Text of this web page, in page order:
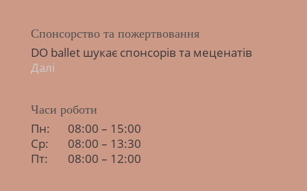
Спонсорство та пожертвовання
DO ballet шукає спонсорів та меценатів
Далі
Часи роботи
Пн:
08:00 – 15:00
Ср:
08:00 – 13:30
Пт:
08:00 – 12:00